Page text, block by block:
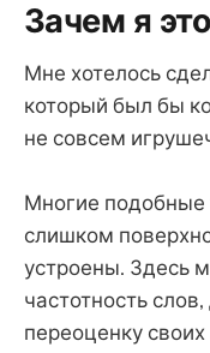
Зачем я
Мне хотелось
который был бы
не совсем
Многие подобные
слишком
устроены. Здесь
частотность
переоценку